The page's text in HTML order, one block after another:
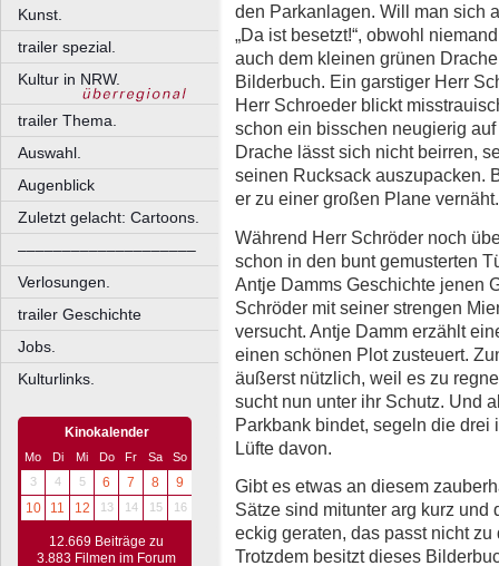
Kunst.
trailer spezial.
Kultur in NRW.
trailer Thema.
Auswahl.
Augenblick
Zuletzt gelacht: Cartoons.
––––––––––––––––––––
Verlosungen.
trailer Geschichte
Jobs.
Kulturlinks.
Kinokalender
Mo Di Mi Do Fr Sa
So
3
4 5 6 7 8
9
10
11 12 13 14 15 16
12.669 Beiträge zu
3.883 Filmen im Forum
den Parkanlagen. Will man sich
„Da ist besetzt!“, obwohl
auch dem kleinen grünen
Bilderbuch. Ein garstiger Herr
Herr Schroeder blickt
schon ein bisschen neugierig
Drache lässt sich nicht beirren,
seinen Rucksack auszupacken.
er zu einer großen Plane vernäht.
Während Herr Schröder noch
schon in den bunt gemusterten
Antje Damms Geschichte jenen
Schröder mit seiner strengen
versucht. Antje Damm erzählt
einen schönen Plot zusteuert.
äußerst nützlich, weil es zu
sucht nun unter ihr Schutz. Und
Parkbank bindet, segeln die
Lüfte davon.
Gibt es etwas an diesem
Sätze sind mitunter arg kurz und
eckig geraten, das passt nicht
Trotzdem besitzt dieses